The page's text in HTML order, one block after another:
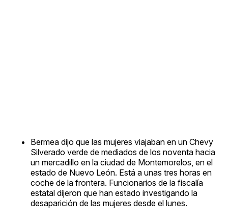
Bermea dijo que las mujeres viajaban en un Chevy
Silverado verde de mediados de los noventa hacia
un mercadillo en la ciudad de Montemorelos, en el
estado de Nuevo León. Está a unas tres horas en
coche de la frontera. Funcionarios de la fiscalía
estatal dijeron que han estado investigando la
desaparición de las mujeres desde el lunes.